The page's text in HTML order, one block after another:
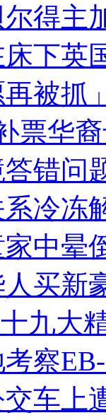
得主
床下
再被
票华
错问
冷冻
中晕
买新
九大
察
车上